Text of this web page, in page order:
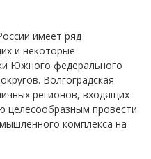
имеет ряд
и некоторые
Южного федерального
Волгоградская
регионов, входящих
целесообразным провести
комплекса на